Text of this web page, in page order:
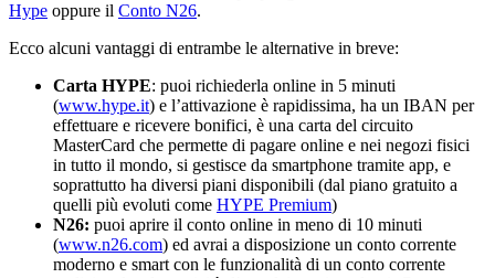
Hype oppure il Conto N26.
Ecco alcuni vantaggi di entrambe le alternative in breve:
Carta HYPE: puoi richiederla online in 5 minuti
(www.hype.it) e l’attivazione è rapidissima, ha un IBAN per
effettuare e ricevere bonifici, è una carta del circuito
MasterCard che permette di pagare online e nei negozi fisici
in tutto il mondo, si gestisce da smartphone tramite app, e
soprattutto ha diversi piani disponibili (dal piano gratuito a
quelli più evoluti come HYPE Premium)
N26: puoi aprire il conto online in meno di 10 minuti
(www.n26.com) ed avrai a disposizione un conto corrente
moderno e smart con le funzionalità di un conto corrente